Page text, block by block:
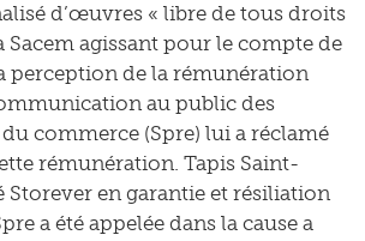
d’œuvres « libre de tous droits
Sacem agissant pour le compte de
perception de la rémunération
au public des
commerce (Spre) lui a réclamé
rémunération. Tapis Saint-
Storever en garantie et résiliation
a été appelée dans la cause a